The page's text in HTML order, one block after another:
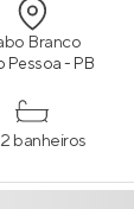
Branco
Pessoa - PB
2 banheiros